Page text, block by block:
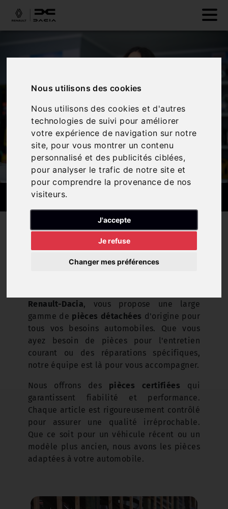
Nous utilisons des cookies
Nous utilisons des cookies et d'autres
technologies de suivi pour améliorer
votre expérience de navigation sur notre
site, pour vous montrer un contenu
personnalisé et des publicités ciblées,
pour analyser le trafic de notre site et
pour comprendre la provenance de nos
visiteurs.
J'accepte
Je refuse
Changer mes préférences
PIÈCES DÉTACHÉES
Pièces détachées
Renault-Dacia, vous propose une large
gamme de pièces détachées d'origine pour
tous vos besoins automobiles. Que vous
ayez besoin de pièces pour l'entretien
courant ou des réparations spécifiques,
notre équipe est là pour vous accompagner.
Nous offrons des pièces certifiées qui
garantissent fiabilité et performance.
Chaque article est rigoureusement contrôlé
pour assurer une qualité irréprochable.
Que ce soit pour un véhicule récent ou un
modèle plus ancien, nous avons les pièces
adaptées à votre automobile.